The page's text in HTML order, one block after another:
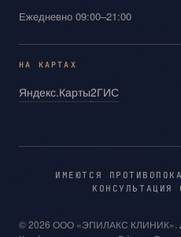
Ежедневно 09:00–21:00
НА КАРТАХ
Яндекс.Карты2ГИС
ИМЕЮТСЯ
КОНСУЛЬТАЦИЯ
© 2026 ООО «ЭПИЛАКС КЛИНИК».